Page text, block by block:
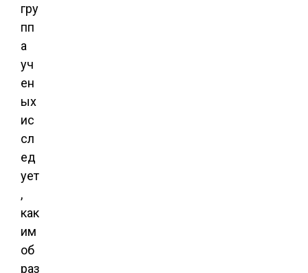
гру
пп
а
уч
ен
ых
ис
сл
ед
ует
,
как
им
об
раз